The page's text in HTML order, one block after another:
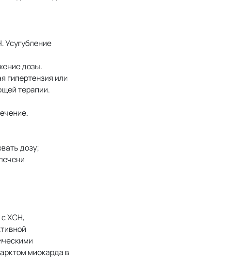
Усугубление
дозы.
гипертензия или
терапии.
дозу;
с ХСН,
миокарда в